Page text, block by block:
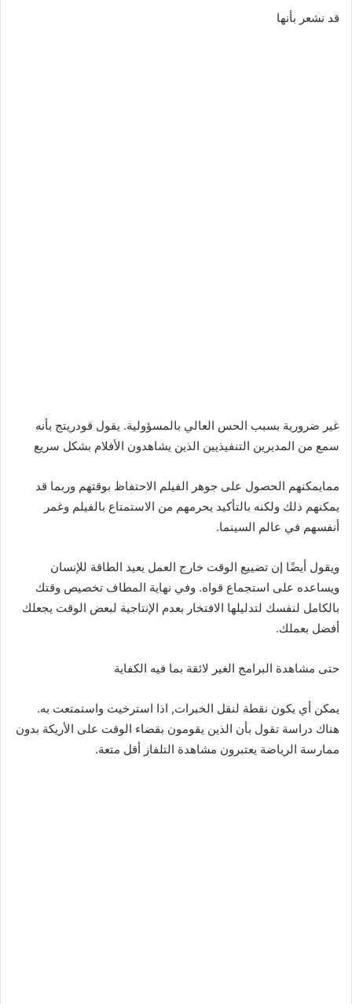
قد نشعر بأنها
غير ضرورية بسبب الحس العالي بالمسؤولية. يقول قودريتج بأنه
سمع من المديرين التنفيذيين الذين يشاهدون الأفلام بشكل سريع
ممايمكنهم الحصول على جوهر الفيلم الاحتفاظ بوقتهم وربما قد
يمكنهم ذلك ولكنه بالتأكيد يحرمهم من الاستمتاع بالفيلم وغمر
أنفسهم في عالم السينما.
ويقول أيضًا إن تضييع الوقت خارج العمل يعيد الطاقة للإنسان
ويساعده على استجماع قواه. وفي نهاية المطاف تخصيص وقتك
بالكامل لنفسك لتدليلها الافتخار بعدم الإنتاجية لبعض الوقت يجعلك
أفضل بعملك.
حتى مشاهدة البرامج الغير لائقة بما فيه الكفاية
يمكن أي يكون نقطة لنقل الخبرات, اذا استرخيت واستمتعت به.
هناك دراسة تقول بأن الذين يقومون بقضاء الوقت على الأريكة بدون
ممارسة الرياضة يعتبرون مشاهدة التلفاز أقل متعة.